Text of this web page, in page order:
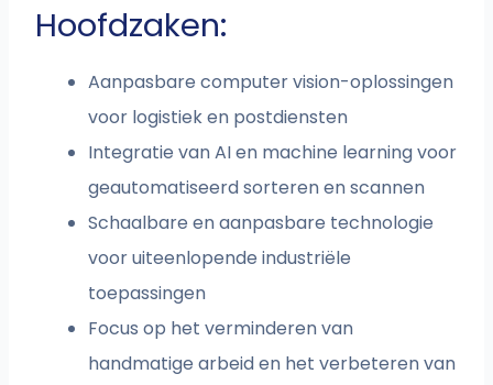
Hoofdzaken:
Aanpasbare computer vision-oplossingen
voor logistiek en postdiensten
Integratie van AI en machine learning voor
geautomatiseerd sorteren en scannen
Schaalbare en aanpasbare technologie
voor uiteenlopende industriële
toepassingen
Focus op het verminderen van
handmatige arbeid en het verbeteren van